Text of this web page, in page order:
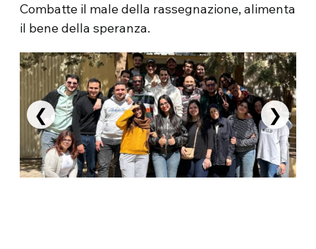
Combatte il male della rassegnazione, alimenta
il bene della speranza.
❮ ❯